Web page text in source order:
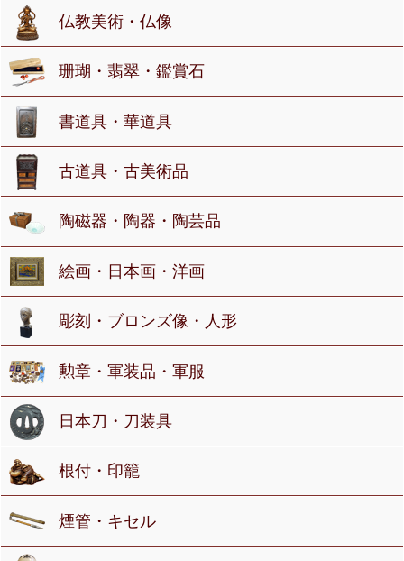
仏教美術・仏像
珊瑚・翡翠・鑑賞石
書道具・華道具
古道具・古美術品
陶磁器・陶器・陶芸品
絵画・日本画・洋画
彫刻・ブロンズ像・人形
勲章・軍装品・軍服
日本刀・刀装具
根付・印籠
煙管・キセル